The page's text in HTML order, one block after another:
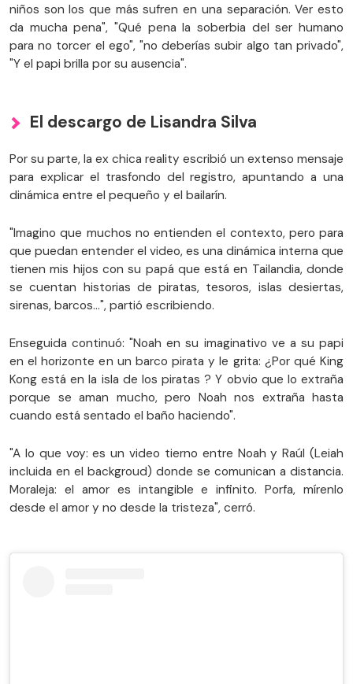
niños son los que más sufren en una separación. Ver esto
da mucha pena", "Qué pena la soberbia del ser humano
para no torcer el ego", "no deberías subir algo tan privado",
"Y el papi brilla por su ausencia".
El descargo de Lisandra Silva
Por su parte, la ex chica reality escribió un extenso mensaje
para explicar el trasfondo del registro, apuntando a una
dinámica entre el pequeño y el bailarín.
"Imagino que muchos no entienden el contexto, pero para
que puedan entender el video, es una dinámica interna que
tienen mis hijos con su papá que está en Tailandia, donde
se cuentan historias de piratas, tesoros, islas desiertas,
sirenas, barcos…", partió escribiendo.
Enseguida continuó: "Noah en su imaginativo ve a su papi
en el horizonte en un barco pirata y le grita: ¿Por qué King
Kong está en la isla de los piratas ? Y obvio que lo extraña
porque se aman mucho, pero Noah nos extraña hasta
cuando está sentado el baño haciendo".
"A lo que voy: es un video tierno entre Noah y Raúl (Leiah
incluida en el backgroud) donde se comunican a distancia.
Moraleja: el amor es intangible e infinito. Porfa, mírenlo
desde el amor y no desde la tristeza", cerró.